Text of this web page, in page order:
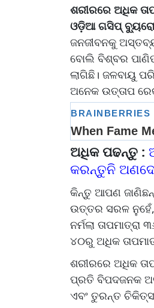
ଶରୀରରେ ଅଧିକ
ଓଡ଼ିଆ ଗସିପ୍
ଜନଜୀବନକୁ
ବୋଲି ବିଶ୍ବର
ଲାଗିଛି। ଜଳବାୟୁ
ଅନେକ ଉତ୍ତାପ
ଅଧିକ ପଢନ୍ତୁ :
କରନ୍ତୁନି
କିନ୍ତୁ ଆପଣ
ଉତ୍ତର ସରଳ
ନର୍ମଲା
୪୦ରୁ ଅଧିକ
ଶରୀରରେ ଅଧିକ
ପ୍ରତି ବିପଦଜନକ
ଏବଂ ତୁରନ୍ତ